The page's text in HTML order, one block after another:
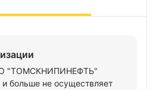
"ТОМСКНИПИНЕФТЬ"
и больше не осуществляет